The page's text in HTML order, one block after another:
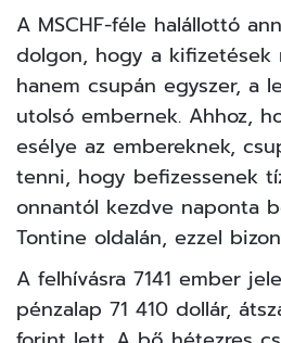
A MSCHF-féle halállottó
dolgon, hogy a kifizetések
hanem csupán egyszer, a
utolsó embernek. Ahhoz,
esélye az embereknek,
tenni, hogy befizessenek
onnantól kezdve naponta
Tontine oldalán, ezzel
A felhívásra 7141 ember
pénzalap 71 410 dollár,